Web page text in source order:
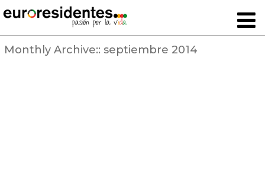
Monthly Archive:: septiembre 2014